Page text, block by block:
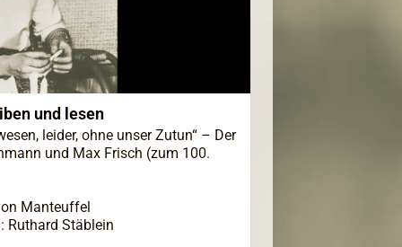
und lesen
leider, ohne unser Zutun“ – Der
und Max Frisch (zum 100.
Manteuffel
Ruthard Stäblein